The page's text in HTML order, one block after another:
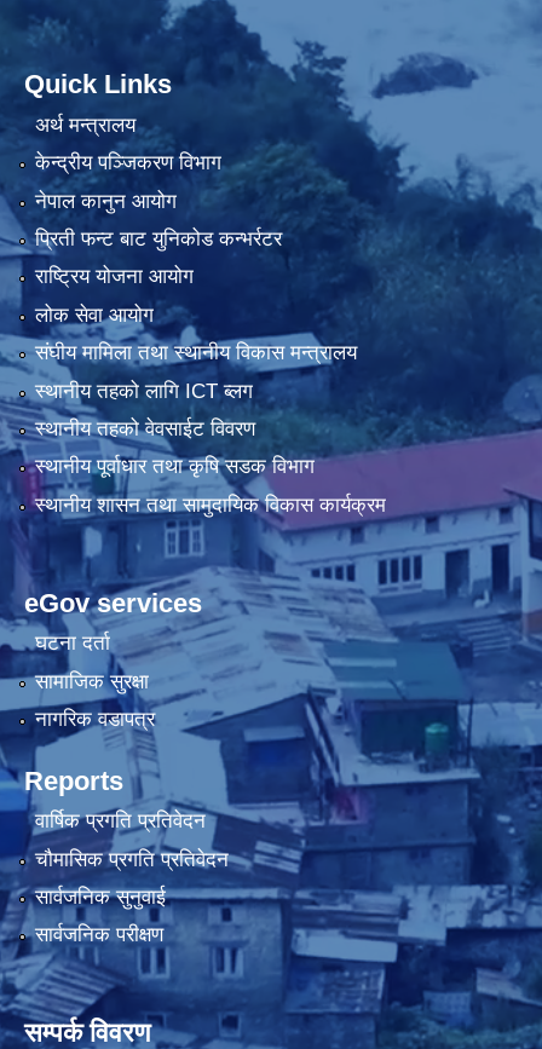
Quick Links
अर्थ मन्त्रालय
केन्द्रीय पञ्जिकरण विभाग
नेपाल कानुन आयोग
प्रिती फन्ट बाट युनिकोड कन्भर्रटर
राष्ट्रिय योजना आयोग
लोक सेवा आयोग
संघीय मामिला तथा स्थानीय विकास मन्त्रालय
स्थानीय तहको लागि ICT ब्लग
स्थानीय तहको वेवसाईट विवरण
स्थानीय पूर्वाधार तथा कृषि सडक विभाग
स्थानीय शासन तथा सामुदायिक विकास कार्यक्रम
eGov services
घटना दर्ता
सामाजिक सुरक्षा
नागरिक वडापत्र
Reports
वार्षिक प्रगति प्रतिवेदन
चौमासिक प्रगति प्रतिवेदन
सार्वजनिक सुनुवाई
सार्वजनिक परीक्षण
सम्पर्क विवरण